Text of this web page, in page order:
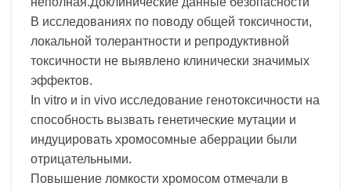
В исследованиях по поводу общей токсичности,
локальной толерантности и репродуктивной
токсичности не выявлено клинически значимых
эффектов.
In vitro и in vivo исследование генотоксичности на
способность вызвать генетические мутации и
индуцировать хромосомные аберрации были
отрицательными.
Повышение ломкости хромосом отмечали в